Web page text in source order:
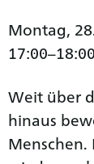
Montag,
Weit über
hinaus
Menschen.